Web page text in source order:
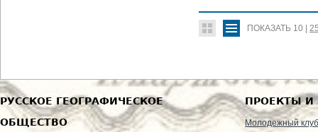
ПОКАЗАТЬ 10 |
РУССКОЕ ГЕОГРАФИЧЕСКОЕ
ОБЩЕСТВО
ПРОЕКТЫ И
Молодежный клуб